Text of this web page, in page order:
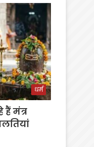
धर्म
हैं मंत्र